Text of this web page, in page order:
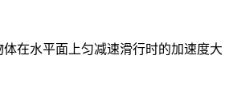
在水平面上匀减速滑行时的加速度大